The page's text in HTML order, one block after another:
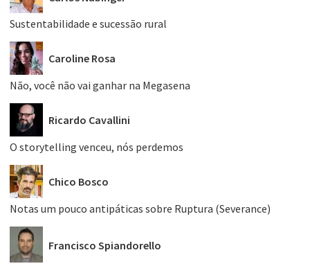
Sustentabilidade e sucessão rural
Caroline Rosa
Não, você não vai ganhar na Megasena
Ricardo Cavallini
O storytelling venceu, nós perdemos
Chico Bosco
Notas um pouco antipáticas sobre Ruptura (Severance)
Francisco Spiandorello